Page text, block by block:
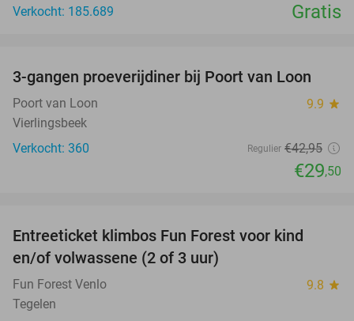
Verkocht: 185.689
Gratis
31%
3-gangen proeverijdiner bij Poort van Loon
Poort van Loon 9.9 star
Vierlingsbeek
Verkocht: 360
Regulier €42,95
€29,50
Entreeticket klimbos Fun Forest voor kind
en/of volwassene (2 of 3 uur)
Fun Forest Venlo 9.8 star
Tegelen